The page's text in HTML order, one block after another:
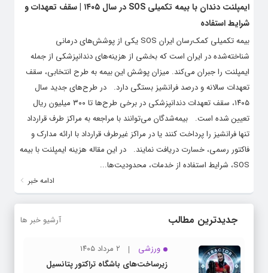
ایمپلنت دندان با بیمه تکمیلی SOS در سال ۱۴۰۵ | سقف تعهدات و
شرایط استفاده
بیمه تکمیلی کمک‌رسان ایران SOS یکی از پوشش‌های درمانی
شناخته‌شده در ایران است که بخشی از هزینه‌های دندانپزشکی از جمله
ایمپلنت را جبران می‌کند. میزان پوشش این بیمه به طرح انتخابی، سقف
تعهدات سالانه و درصد فرانشیز بستگی دارد. در طرح‌های جدید سال
۱۴۰۵، سقف تعهدات دندانپزشکی در برخی طرح‌ها تا ۳۰۰ میلیون ریال
تعیین شده است. بیمه‌شدگان می‌توانند با مراجعه به مراکز طرف قرارداد
تنها فرانشیز را پرداخت کنند یا در مراکز غیرطرف قرارداد با ارائه مدارک و
فاکتور رسمی، خسارت دریافت نمایند. در این مقاله هزینه ایمپلنت با بیمه
SOS، شرایط استفاده از خدمات، محدودیت‌ها...
ادامه خبر
جدیدترین مطالب آرشیو خبر ها
ورزشی
۲ مرداد ۱۴۰۵
زیرساخت‌های باشگاه تراکتور پتانسیل